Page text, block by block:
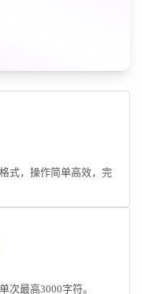
式，操作简单高效，完
次最高3000字符。